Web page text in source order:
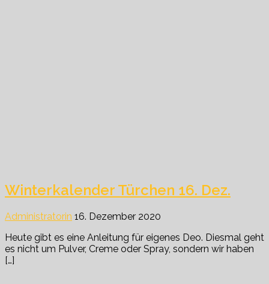
Winterkalender Türchen 16. Dez.
Administratorin 16. Dezember 2020
Heute gibt es eine Anleitung für eigenes Deo. Diesmal geht
es nicht um Pulver, Creme oder Spray, sondern wir haben
[…]